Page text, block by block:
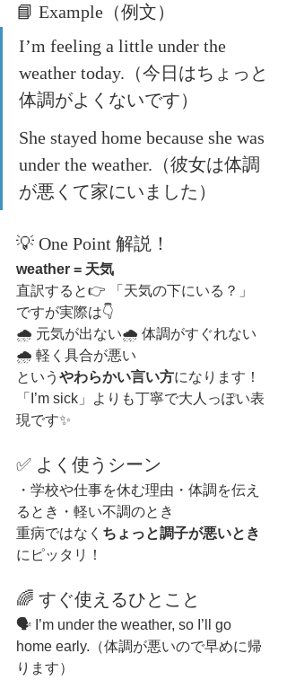
📘 Example（例文）
I’m feeling a little under the
weather today.（今日はちょっと
体調がよくないです）
She stayed home because she was
under the weather.（彼女は体調
が悪くて家にいました）
💡 One Point 解説！
weather = 天気
直訳すると👉 「天気の下にいる？」
ですが実際は👇
🌧 元気が出ない🌧 体調がすぐれない
🌧 軽く具合が悪い
という やわらかい言い方になります！
「I’m sick」よりも丁寧で大人っぽい表
現です✨
✅ よく使うシーン
・学校や仕事を休む理由・体調を伝え
るとき・軽い不調のとき
重病ではなく ちょっと調子が悪いとき
にピッタリ！
🌈 すぐ使えるひとこと
🗣 I’m under the weather, so I’ll go
home early.（体調が悪いので早めに帰
ります）